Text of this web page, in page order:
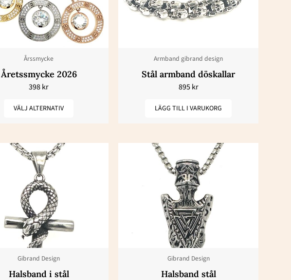
Årssmycke
Åretssmycke 2026
398kr
VÄLJ ALTERNATIV
flera
varianter.
De
alternativen
kan
väljas
på
Armband gibrand design
Stål armband döskallar
895kr
LÄGG TILL I VARUKORG
Gibrand Design
Halsband i stål
Gibrand Design
Halsband stål